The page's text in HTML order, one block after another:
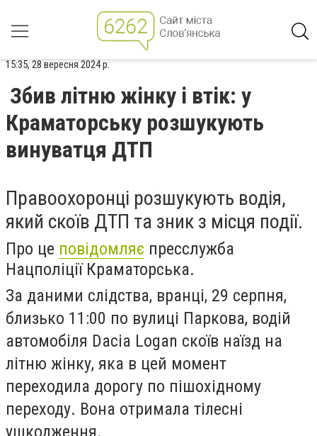
15:35, 28 вересня 2024 р.
Збив літню жінку і втік: у
Краматорську розшукують
винуватця ДТП
Правоохоронці розшукують водія,
який скоїв ДТП та зник з місця події.
Про це повідомляє пресслужба
Нацполіції Краматорська.
За даними слідства, вранці, 29 серпня,
близько 11:00 по вулиці Паркова, водій
автомобіля Dacia Logan скоїв наїзд на
літню жінку, яка в цей момент
переходила дорогу по пішохідному
переходу. Вона отримала тілесні
ушкодження.